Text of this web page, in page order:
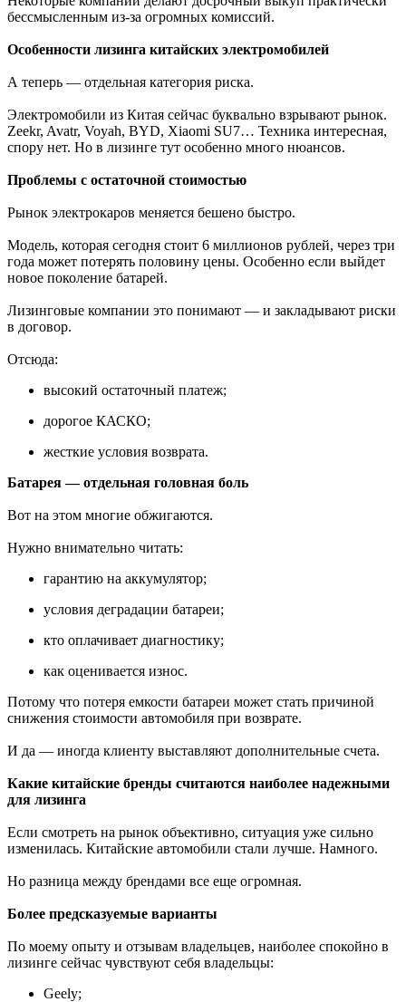
бессмысленным из-за огромных комиссий.
Особенности лизинга китайских электромобилей
А теперь — отдельная категория риска.
Электромобили из Китая сейчас буквально взрывают рынок.
Zeekr, Avatr, Voyah, BYD, Xiaomi SU7… Техника интересная,
спору нет. Но в лизинге тут особенно много нюансов.
Проблемы с остаточной стоимостью
Рынок электрокаров меняется бешено быстро.
Модель, которая сегодня стоит 6 миллионов рублей, через три
года может потерять половину цены. Особенно если выйдет
новое поколение батарей.
Лизинговые компании это понимают — и закладывают риски
в договор.
Отсюда:
высокий остаточный платеж;
дорогое КАСКО;
жесткие условия возврата.
Батарея — отдельная головная боль
Вот на этом многие обжигаются.
Нужно внимательно читать:
гарантию на аккумулятор;
условия деградации батареи;
кто оплачивает диагностику;
как оценивается износ.
Потому что потеря емкости батареи может стать причиной
снижения стоимости автомобиля при возврате.
И да — иногда клиенту выставляют дополнительные счета.
Какие китайские бренды считаются наиболее надежными
для лизинга
Если смотреть на рынок объективно, ситуация уже сильно
изменилась. Китайские автомобили стали лучше. Намного.
Но разница между брендами все еще огромная.
Более предсказуемые варианты
По моему опыту и отзывам владельцев, наиболее спокойно в
лизинге сейчас чувствуют себя владельцы:
Geely;